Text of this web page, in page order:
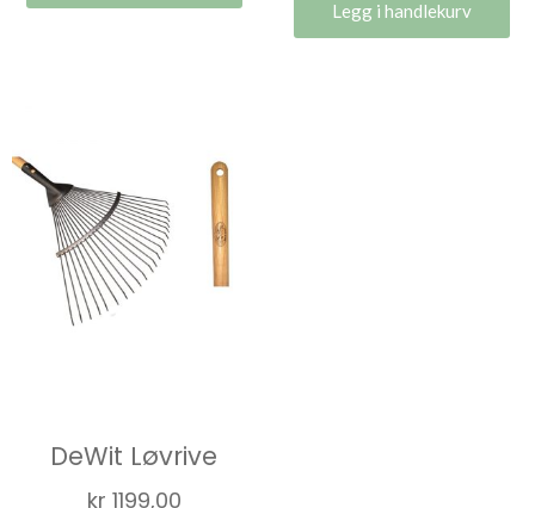
Legg i handlekurv
DeWit Løvrive
kr 1199,00